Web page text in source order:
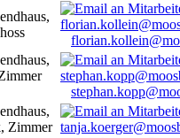
Zimmer